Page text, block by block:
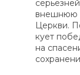
внешнюю
Церкви.
кует
на